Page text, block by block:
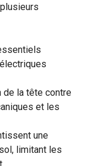
de la tête contre
et les
une
limitant les